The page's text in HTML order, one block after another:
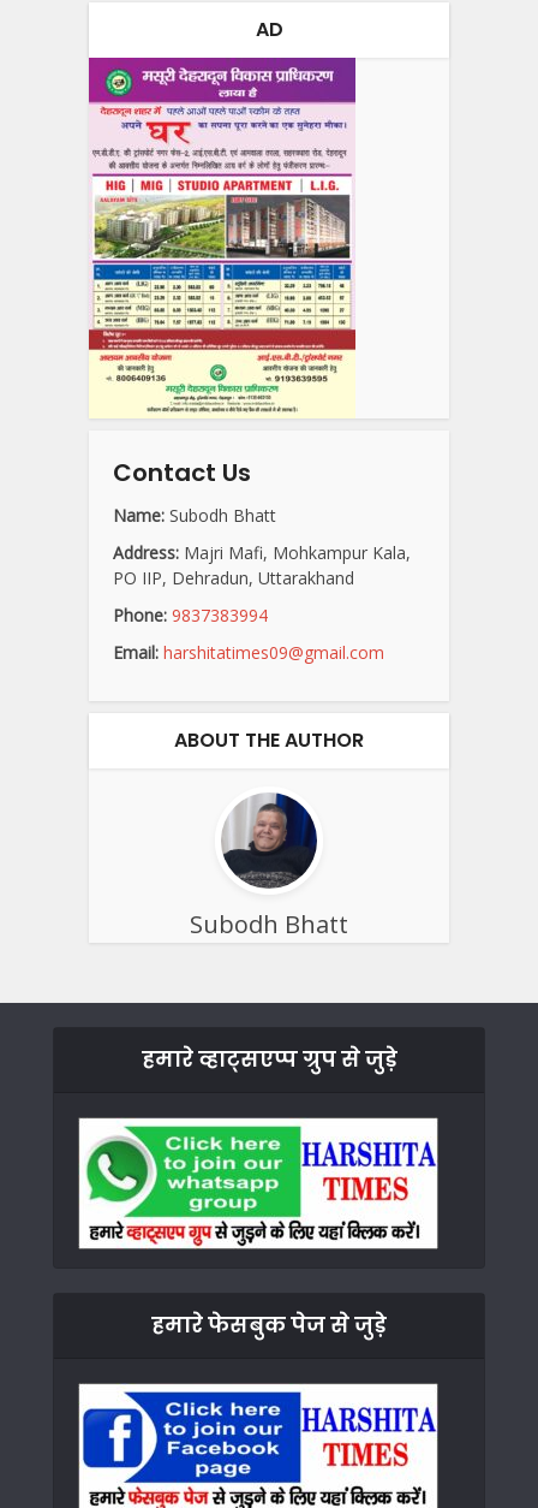
AD
Contact Us
Name: Subodh Bhatt
Address: Majri Mafi, Mohkampur Kala,
PO IIP, Dehradun, Uttarakhand
Phone: 9837383994
Email: harshitatimes09@gmail.com
ABOUT THE AUTHOR
Subodh Bhatt
हमारे व्हाट्सएप्प ग्रुप से जुड़े
हमारे फेसबुक पेज से जुड़े